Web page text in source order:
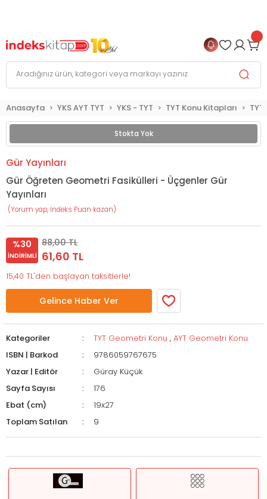
Anasayfa YKS AYT TYT YKS - TYT TYT Konu Kitapları
Stokta Yok
Gür Yayınları
Gür Öğreten Geometri Fasikülleri - Üçgenler Gür
Yayınları
(Yorum yap, İndeks Puan kazan)
%30
İNDIRIMLI
88,00 TL
61,60 TL
15,40 TL'den başlayan taksitlerle!
Gelince Haber Ver
Kategoriler TYT Geometri Konu ,AYT Geometri Konu
ISBN | Barkod
9786059767675
Yazar | Editör
Güray Küçük
Sayfa Sayısı
176
Ebat (cm)
19x27
Toplam Satılan
9